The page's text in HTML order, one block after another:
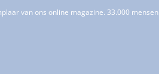
van ons online magazine. 33.000 mensen